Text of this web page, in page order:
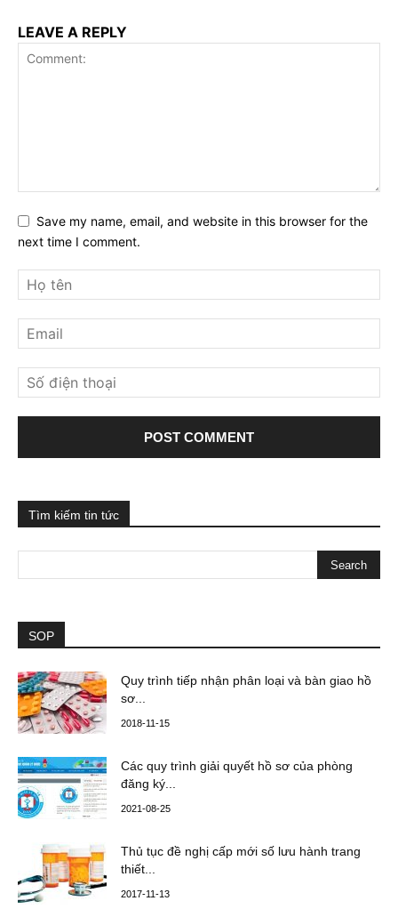
LEAVE A REPLY
Save my name, email, and website in this browser for the
next time I comment.
Tìm kiếm tin tức
SOP
Quy trình tiếp nhận phân loại và bàn giao hồ
sơ...
2018-11-15
Các quy trình giải quyết hồ sơ của phòng
đăng ký...
2021-08-25
Thủ tục đề nghị cấp mới số lưu hành trang
thiết...
2017-11-13